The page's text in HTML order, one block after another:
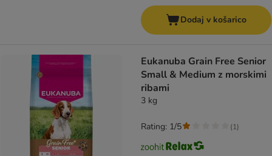
Dodaj v košarico
Eukanuba Grain Free Senior
Small & Medium z morskimi
ribami
3 kg
Rating: 1/5 (1)